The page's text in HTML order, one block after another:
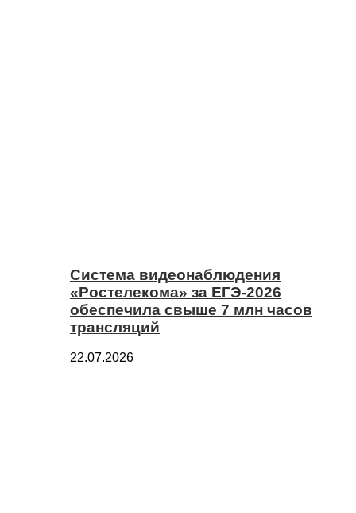
Система видеонаблюдения
«Ростелекома» за ЕГЭ-2026
обеспечила свыше 7 млн часов
трансляций
22.07.2026